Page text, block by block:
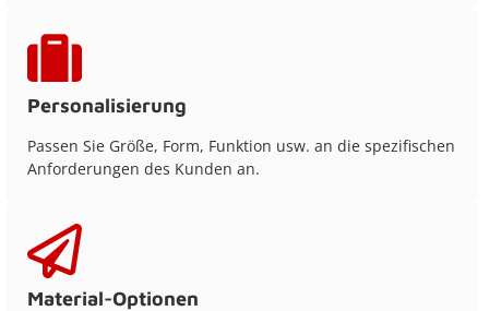
Personalisierung
Passen Sie Größe, Form, Funktion usw. an die spezifischen
Anforderungen des Kunden an.
Material-Optionen